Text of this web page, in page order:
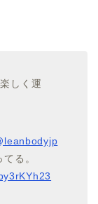
しく運
る。